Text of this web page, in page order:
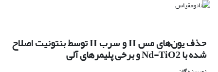
حذف یون‌های مس II و سرب II توسط بنتونیت اصلاح
شده با Nd-TiO2 و برخی پلیمرهای آلی